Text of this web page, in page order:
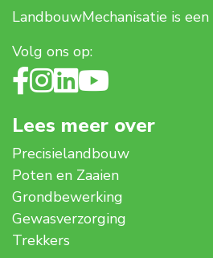
LandbouwMechanisatie is
Volg ons op:
Lees meer over
Precisielandbouw
Poten en Zaaien
Grondbewerking
Gewasverzorging
Trekkers